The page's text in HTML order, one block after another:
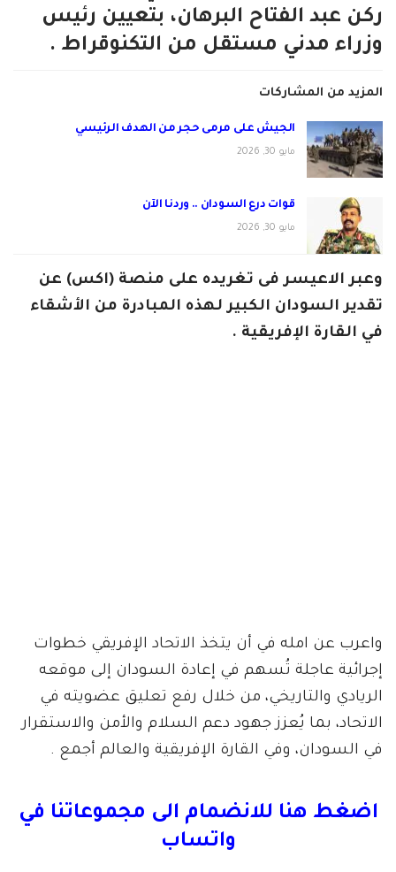
ركن عبد الفتاح البرهان، بتعيين رئيس
وزراء مدني مستقل من التكنوقراط .
المزيد من المشاركات
الجيش على مرمى حجر من الهدف الرئيسي
مايو 30, 2026
قوات درع السودان .. وردنا الآن
مايو 30, 2026
وعبر الاعيسر فى تغريده على منصة (اكس) عن
تقدير السودان الكبير لهذه المبادرة من الأشقاء
في القارة الإفريقية .
واعرب عن امله في أن يتخذ الاتحاد الإفريقي خطوات
إجرائية عاجلة تُسهم في إعادة السودان إلى موقعه
الريادي والتاريخي، من خلال رفع تعليق عضويته في
الاتحاد، بما يُعزز جهود دعم السلام والأمن والاستقرار
في السودان، وفي القارة الإفريقية والعالم أجمع .
اضغط هنا للانضمام الى مجموعاتنا في
واتساب